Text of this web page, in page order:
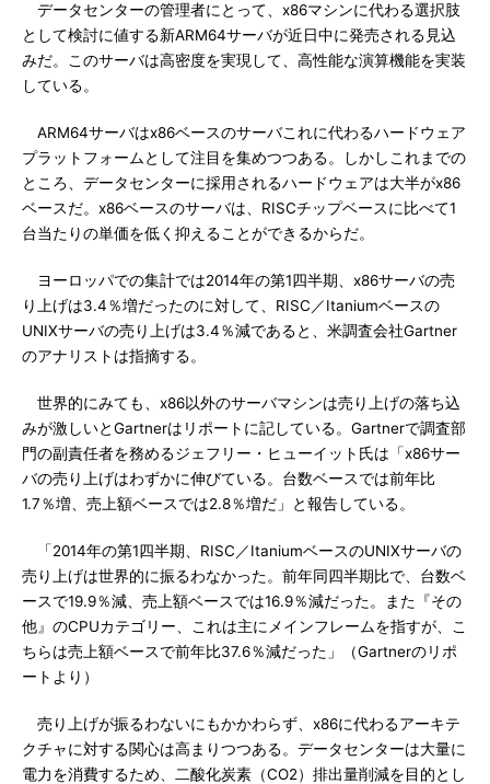
データセンターの管理者にとって、x86マシンに代わる選択肢
として検討に値する新ARM64サーバが近日中に発売される見込
みだ。このサーバは高密度を実現して、高性能な演算機能を実装
している。
ARM64サーバはx86ベースのサーバこれに代わるハードウェア
プラットフォームとして注目を集めつつある。しかしこれまでの
ところ、データセンターに採用されるハードウェアは大半がx86
ベースだ。x86ベースのサーバは、RISCチップベースに比べて1
台当たりの単価を低く抑えることができるからだ。
ヨーロッパでの集計では2014年の第1四半期、x86サーバの売
り上げは3.4％増だったのに対して、RISC／Itaniumベースの
UNIXサーバの売り上げは3.4％減であると、米調査会社Gartner
のアナリストは指摘する。
世界的にみても、x86以外のサーバマシンは売り上げの落ち込
みが激しいとGartnerはリポートに記している。Gartnerで調査部
門の副責任者を務めるジェフリー・ヒューイット氏は「x86サー
バの売り上げはわずかに伸びている。台数ベースでは前年比
1.7％増、売上額ベースでは2.8％増だ」と報告している。
「2014年の第1四半期、RISC／ItaniumベースのUNIXサーバの
売り上げは世界的に振るわなかった。前年同四半期比で、台数ベ
ースで19.9％減、売上額ベースでは16.9％減だった。また『その
他』のCPUカテゴリー、これは主にメインフレームを指すが、こ
ちらは売上額ベースで前年比37.6％減だった」（Gartnerのリポ
ートより）
売り上げが振るわないにもかかわらず、x86に代わるアーキテ
クチャに対する関心は高まりつつある。データセンターは大量に
電力を消費するため、二酸化炭素（CO2）排出量削減を目的とし